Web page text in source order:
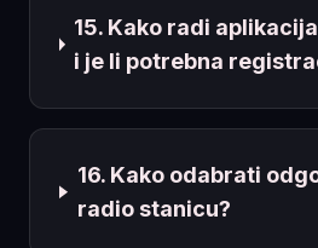
15. Kako radi
i je li potrebna
16. Kako odabrati
radio stanicu?